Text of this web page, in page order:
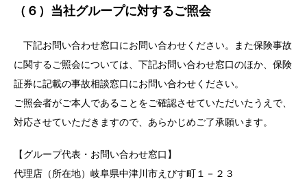
（６）当社グループに対するご照会
下記お問い合わせ窓口にお問い合わせください。また保険事故
に関するご照会については、下記お問い合わせ窓口のほか、保険
証券に記載の事故相談窓口にお問い合わせください。
ご照会者がご本人であることをご確認させていただいたうえで、
対応させていただきますので、あらかじめご了承願います。
【グループ代表・お問い合わせ窓口】
代理店（所在地）岐阜県中津川市えびす町１－２３